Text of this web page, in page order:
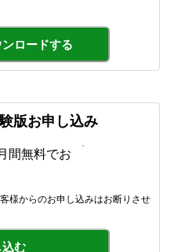
ロードする
版お申し込み
間無料でお
様からのお申し込みはお断りさせ
込む